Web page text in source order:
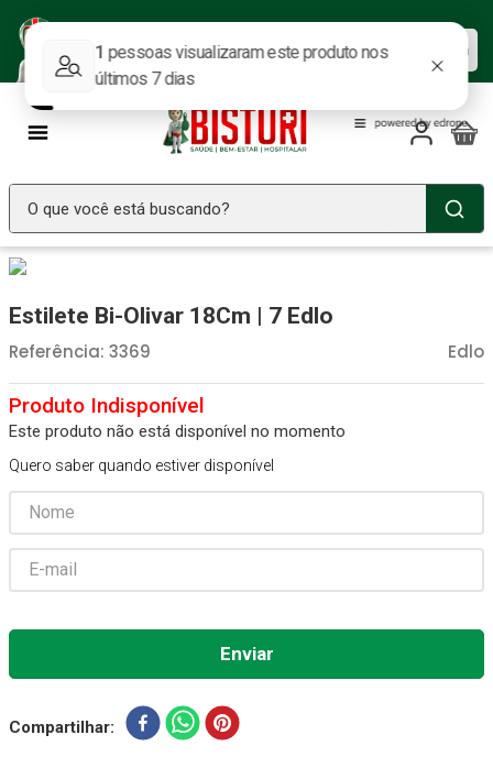
ofertas.
Baixar agora
O que você está buscando?
Estilete Bi-Olivar 18Cm | 7 Edlo
Edlo
Referência: 3369
Este produto não está disponível no momento
Quero saber quando estiver disponível
Compartilhar
4º Estetoscopio Littmann
6º Littmann
7º Absorvente Geriatrico
8º